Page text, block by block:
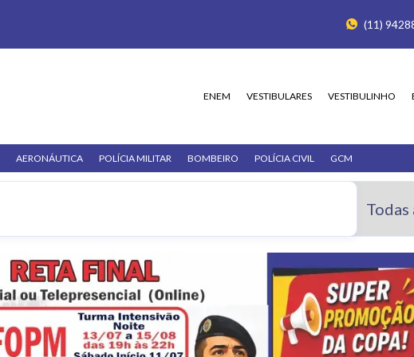
(11)
ENEM VESTIBULARES VESTIBULINHO
AERONÁUTICA POLÍCIA MILITAR BOMBEIRO POLÍCIA CIVIL GCM